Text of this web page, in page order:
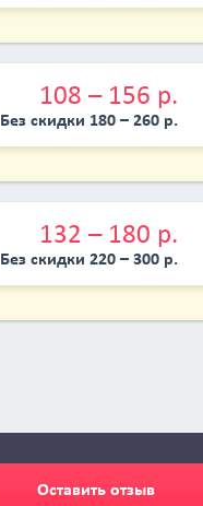
108 – 156 р.
Без скидки 180 – 260 р.
132 – 180 р.
Без скидки 220 – 300 р.
Оставить отзыв